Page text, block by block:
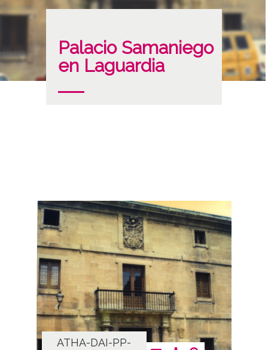
Palacio Samaniego
en Laguardia
ATHA-DAI-PP-